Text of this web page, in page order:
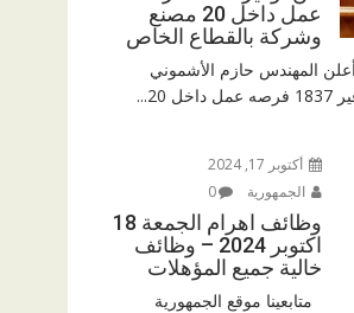
عمل داخل 20 مصنع
وشركة بالقطاع الخاص
المهندس حازم الأشموني
أكتوبر 17, 2024
الجمهورية
0
وظائف اهرام الجمعة 18
اكتوبر 2024 – وظائف
خالية جميع المؤهلات
متابعينا موقع الجمهورية